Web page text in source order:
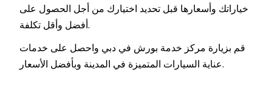
خياراتك وأسعارها قبل تحديد اختيارك من أجل الحصول على
أفضل وأقل تكلفة.
قم بزيارة مركز خدمة بورش في دبي واحصل على خدمات
عناية السيارات المتميزة في المدينة وبأفضل الأسعار.